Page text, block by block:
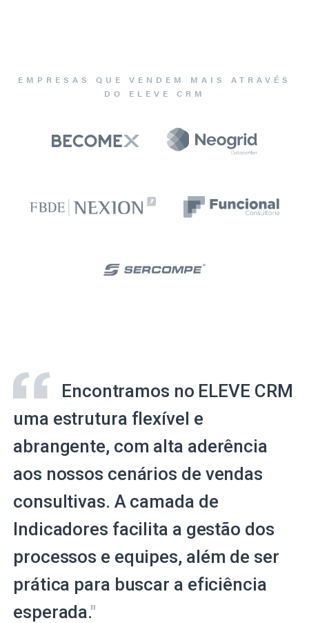
EMPRESAS QUE VENDEM MAIS ATRAVÉS
DO ELEVE CRM
Encontramos no ELEVE CRM
uma estrutura flexível e
abrangente, com alta aderência
aos nossos cenários de vendas
consultivas. A camada de
Indicadores facilita a gestão dos
processos e equipes, além de ser
prática para buscar a eficiência
esperada."